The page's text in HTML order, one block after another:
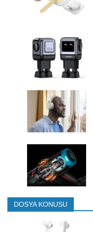
DOSYA KONUSU